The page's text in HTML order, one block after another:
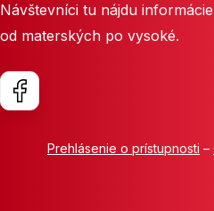
Návštevníci tu nájdu
od materských po vysoké.
Prehlásenie o prístupnosti –